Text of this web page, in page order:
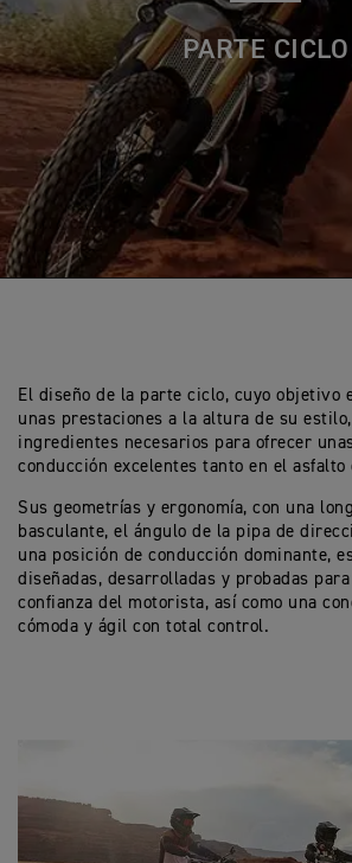
PARTE CICLO
El diseño de la parte ciclo, cuyo objetivo
unas prestaciones a la altura de su
ingredientes necesarios para ofrecer
conducción excelentes tanto en el asfalto
Sus geometrías y ergonomía, con una
basculante, el ángulo de la pipa de
una posición de conducción dominante,
diseñadas, desarrolladas y probadas
confianza del motorista, así como una
cómoda y ágil con total control.